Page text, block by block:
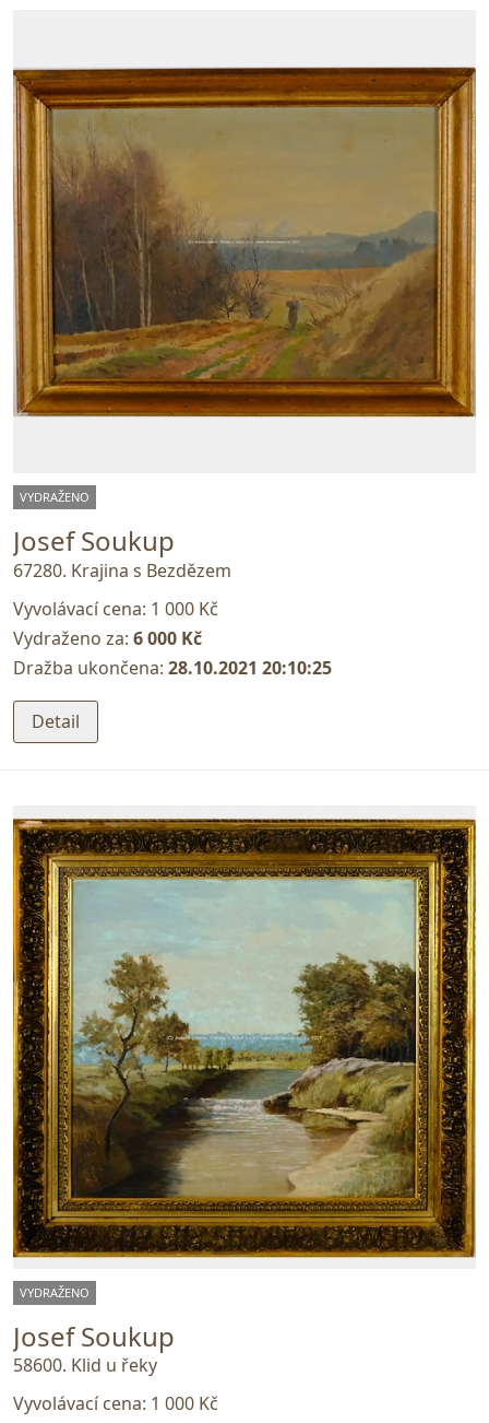
VYDRAŽENO
Josef Soukup
67280. Krajina s Bezdězem
Vyvolávací cena: 1 000 Kč
Vydraženo za: 6 000 Kč
Dražba ukončena: 28.10.2021 20:10:25
Detail
VYDRAŽENO
Josef Soukup
58600. Klid u řeky
Vyvolávací cena: 1 000 Kč